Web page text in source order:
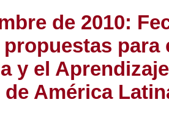
de 2010:
propuestas
y el
América